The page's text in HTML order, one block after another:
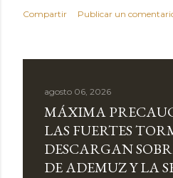
Compartir Publicar un
agosto 06, 2026
MÁXIMA
LAS FUERTES
DESCARGAN
DE ADEMUZ Y LA